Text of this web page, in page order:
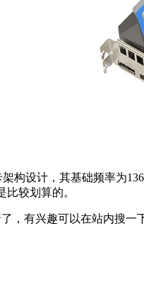
构设计，其基础频率为
较划算的。
，有兴趣可以在站内搜